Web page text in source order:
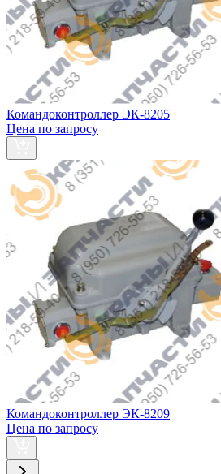
Командоконтроллер ЭК-8205
Цена по запросу
Командоконтроллер ЭК-8209
Цена по запросу